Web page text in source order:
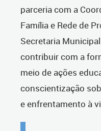
parceria com a
Família e Rede de
Secretaria
contribuir com a
meio de ações
conscientização
e enfrentamento à